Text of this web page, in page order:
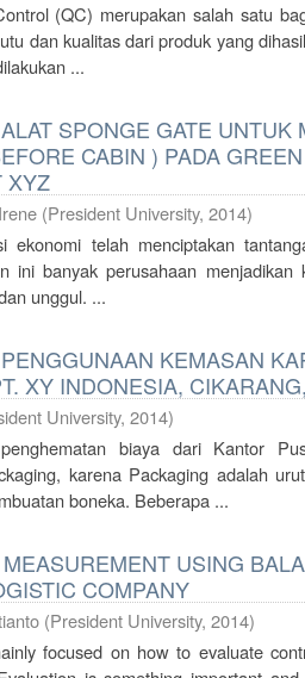
(QC) merupakan salah satu
dan kualitas dari produk yang
...
SPONGE GATE UNTUK
CABIN ) PADA
XYZ
(President University, 2014)
ekonomi telah menciptakan
ini banyak perusahaan
unggul. ...
KEMASAN
XY INDONESIA,
University, 2014)
biaya dari Kantor
karena Packaging adalah
boneka. Beberapa ...
USING
COMPANY
(President University, 2014)
focused on how to evaluate